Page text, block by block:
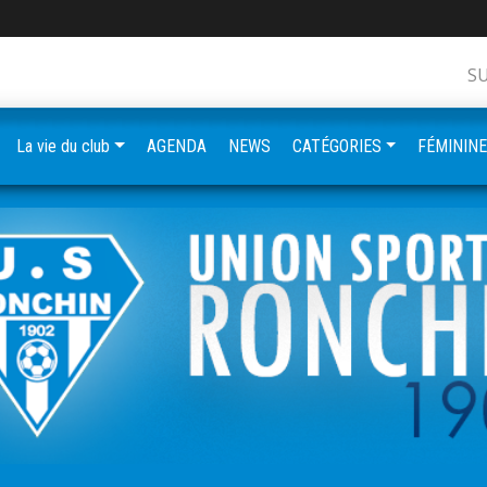
La vie du club AGENDA NEWS CATÉGORIES